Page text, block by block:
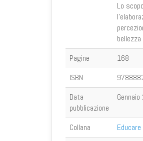
Lo
Pagine
168
ISBN
Data
pubblicazione
Collana